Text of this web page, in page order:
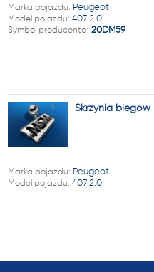
Marka pojazdu: Peugeot
Model pojazdu: 407 2.0
Symbol producenta: 20DM59
Skrzynia biegów
Marka pojazdu: Peugeot
Model pojazdu: 407 2.0